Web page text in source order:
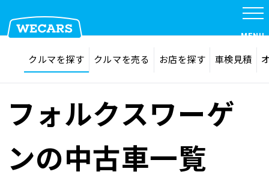
在庫検索 サイト内検索
MENU
クルマを探す
クルマを探す クルマを売る お店を探す 車検見積
フォルクスワーゲ
ンの中古車一覧